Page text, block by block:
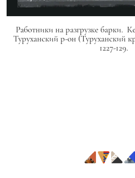
Работники на разгрузке барки.
Туруханский р-он (Туруханский
1227-129.